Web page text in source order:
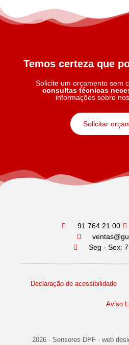
Temos certeza que
Solicite um orçamento sem
consultas técnicas
informações sobre
Solicitar
91 764 21 00
Seg - Sex:
Declaração de acessibilidade
Aviso
2026 · Sensores DPF · web